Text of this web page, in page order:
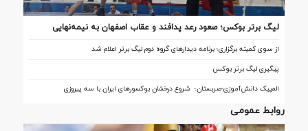
لیگ برتر بوکس؛ صعود رعد پدافند و عقاب اصفهان به نیمه‌نهایی
از سوی کمیته برگزاری؛ برنامه دیدارهای گروه دوم لیگ برتر اعلام شد
پیگیری لیگ برتر بوکس
المپیک دانش‌آموزی-صربستان؛ شروع درخشان بوکسورهای ایران با سه پیروزی
روابط عمومی